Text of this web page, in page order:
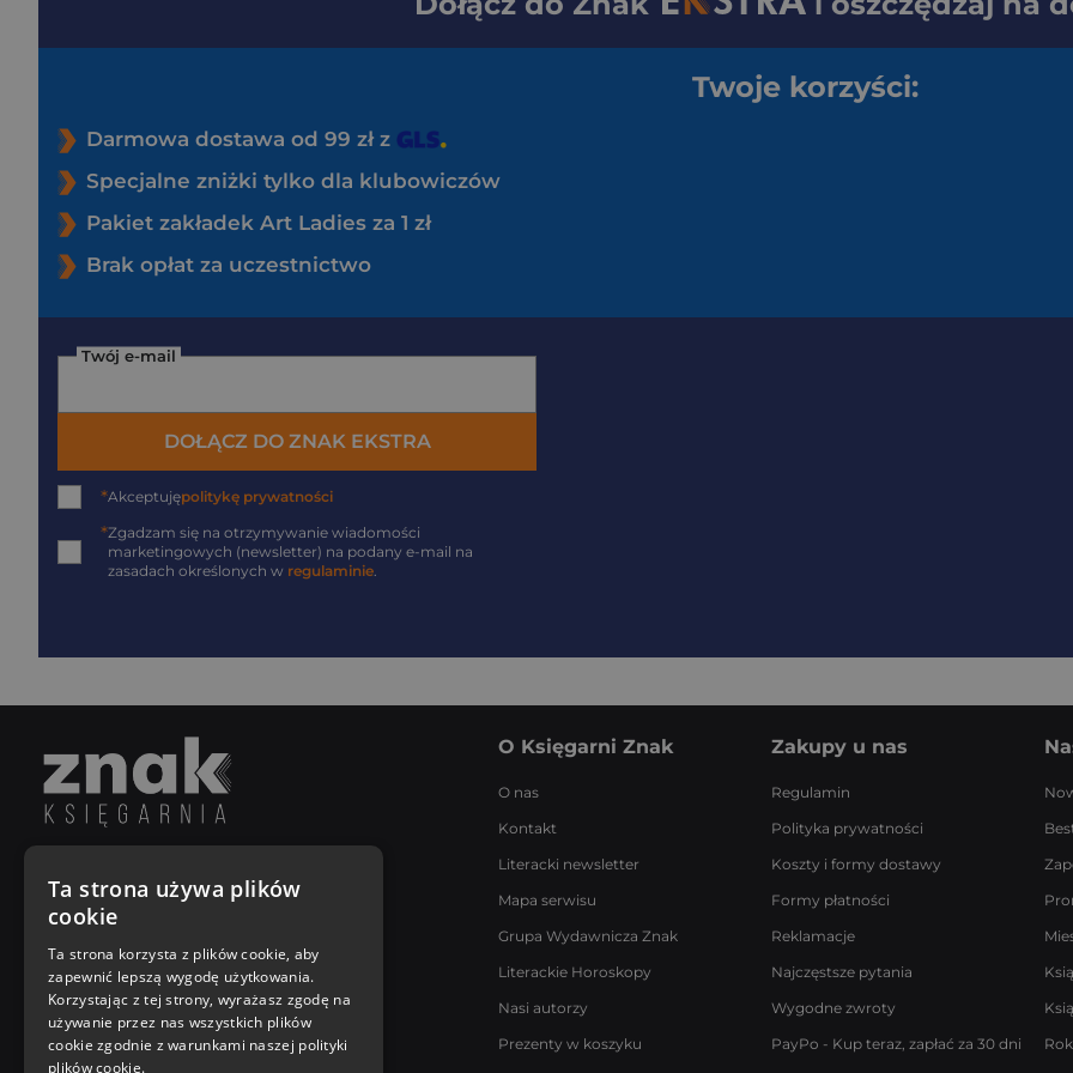
Twoje korzyści:
Darmowa dostawa od 99 zł z
Specjalne zniżki tylko dla klubowiczów
Pakiet zakładek Art Ladies za 1 zł
Brak opłat za uczestnictwo
Twój e-mail
DOŁĄCZ DO ZNAK EKSTRA
*Akceptujępolitykę prywatności
*Zgadzam się na otrzymywanie wiadomości
marketingowych (newsletter) na podany e-mail na
zasadach określonych w regulaminie.
Poniedziałek - Piątek
8:00 - 18:00
[email protected]
Bądź z nami na bieżąco
O Księgarni Znak
O nas
Kontakt
Literacki newsletter
Mapa serwisu
Grupa Wydawnicza Znak
Literackie Horoskopy
Nasi autorzy
Prezenty w koszyku
Zakupy u nas
Regulamin
Polityka prywatności
Koszty i formy dostawy
Formy płatności
Reklamacje
Najczęstsze pytania
Wygodne zwroty
PayPo - Kup teraz, zapłać za 30 dni
Ta strona używa plików
cookie
Ta strona korzysta z plików cookie, aby
zapewnić lepszą wygodę użytkowania.
Korzystając z tej strony, wyrażasz zgodę na
używanie przez nas wszystkich plików
cookie zgodnie z warunkami naszej polityki
plików cookie.